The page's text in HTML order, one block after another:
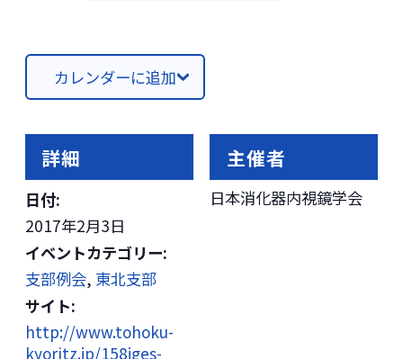
カレンダーに追加
詳細
日付:
2017年2月3日
イベントカテゴリー:
支部例会, 東北支部
サイト:
http://www.tohoku-
kyoritz.jp/158jges-
主催者
日本消化器内視鏡学会